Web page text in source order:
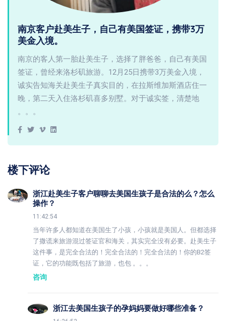
南京客户赴美生子，自己有美国签证，携带3万
美金入境。
南京的客人第一胎赴美生子，选择了胖爸爸，自己有美国
签证，曾经来洛杉矶旅游。12月25日携带3万美金入境，
诚实告知海关赴美生子真实目的，在拉斯维加斯酒店住一
晚，第二天入住洛杉矶喜多别墅。对于诚实签，清楚地
。。。
楼下评论
浙江赴美生子客户聊聊去美国生孩子是合法的么？怎么
操作？
11:42:54
当年许多人都知道在美国生了小孩，小孩就是美国人。但都选择
了撒谎来旅游混过签证官和海关，其实完全没有必要。赴美生子
这件事，是完全合法的！完全合法的！完全合法的！你的B2签
证，它的功能既包括了旅游，也包 。。。
咨询
浙江去美国生孩子的孕妈妈要做好哪些准备？